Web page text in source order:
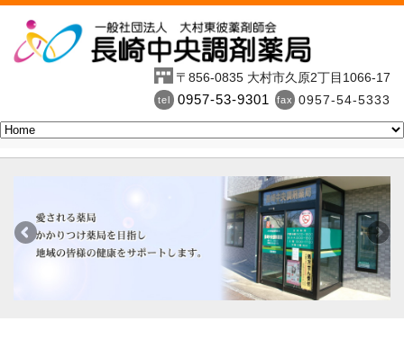
〒856-0835 大村市久原2丁目1066-17
tel 0957-53-9301 fax 0957-54-5333